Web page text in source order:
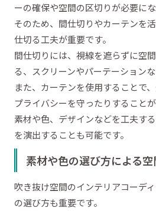
ーの確保や空間の区切りが必要に
そのため、間仕切りやカーテンを
仕切る工夫が重要です。
間仕切りには、視線を遮らずに空
る、スクリーンやパーテーションな
また、カーテンを使用することで
プライバシーを守ったりすることが
素材や色、デザインなどを工夫す
を演出することも可能です。
素材や色の選び方による
吹き抜け空間のインテリアコーデ
の選び方も重要です。